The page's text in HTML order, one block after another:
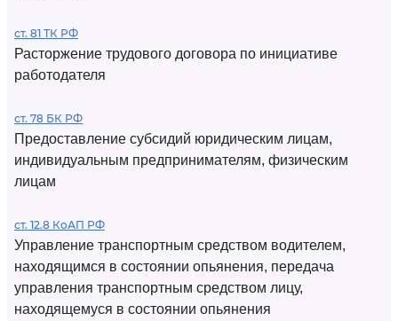
ст. 81 ТК РФ
Расторжение трудового договора по инициативе
работодателя
ст. 78 БК РФ
Предоставление субсидий юридическим лицам,
индивидуальным предпринимателям, физическим
лицам
ст. 12.8 КоАП РФ
Управление транспортным средством водителем,
находящимся в состоянии опьянения, передача
управления транспортным средством лицу,
находящемуся в состоянии опьянения